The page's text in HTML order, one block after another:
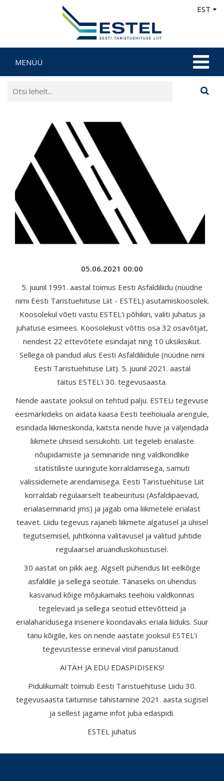
EST
MENÜÜ
05.06.2021 00:00
5. juunil 1991. aastal toimus Eesti Asfaldiliidu (nüüdne
nimi Eesti Taristuehituse Liit - ESTEL) asutamiskoosolek.
Koosolekul võeti vastu ESTEL'i põhikiri, valiti juhatus ja
juhatuse esimees. Koosolekust võttis osa 32 osavõtjat,
nendest 22 ettevõtete esindajat ning 10 üksikisikut.
Sellega oli pandud alus Eesti Asfaldiliidule (nüüdne nimi
Eesti Taristuehituse Liit). 5. juunil 2021. aastal
täitus ESTEL'i 30. tegevusaasta.
Nende aastate jooksul on tehtud palju. ESTELi tegevuse
eesmärkideks on aidata kaasa Eesti teehoiuala arengule,
esindada liikmeskonda, kaitsta nende huve ja väljendada
liikmete ühiseid seisukohti. Liit tegeleb erialaste
nõupidamiste ja seminaride ning valdkondlike
statistiliste uuringute korraldamisega, samuti
välissidemete arendamisega. Eesti Taristuehituse Liit
korraldab regulaarselt teabeüritusi (Asfaldipäevad,
erialaseminarid jms) ja jagab oma liikmetele erialast
teavet. Liidu tegevus rajaneb liikmete algatusel ja ühisel
tegutsemisel, juhtkonna valitavusel ja valitud juhtide
regulaarsel aruandluskohustusel.
30 aastat on pikk aeg. Algselt pühendus liit eelkõige
asfaldile ja sellega seotule. Tänaseks on ühendus
kasvanud kõige mõjukamaks teehoiu valdkonnas
tegelevaid ja sellega seotud ettevõtteid ja
erialaharidusega insenere koondavaks eriala liiduks. Suur
tänu kõigile, kes on nende aastate jooksul ESTEL'i
tegevustesse erineval viisil panustanud.
AITÄH JA EDU EDASPIDISEKS!
Pidulikumalt toimub Eesti Taristuehituse Liidu 30.
tegevusaasta täitumise tähistamine 2021. aasta sügisel
ja sellest jagame infot juba edaspidi.
ESTEL juhatus